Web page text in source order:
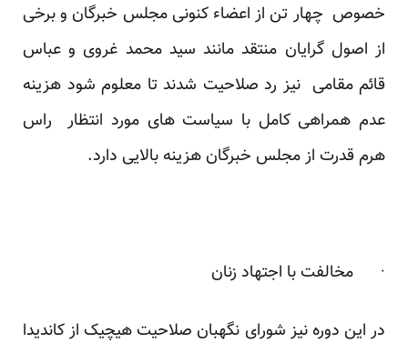
خصوص چهار تن از اعضاء کنونی مجلس خبرگان و برخی
از اصول گرایان منتقد مانند سید محمد غروی و عباس
قائم مقامی نیز رد صلاحیت شدند تا معلوم شود هزینه
عدم همراهی کامل با سیاست های مورد انتظار راس
هرم قدرت از مجلس خبرگان هزینه بالایی دارد.
· مخالفت با اجتهاد زنان
در این دوره نیز شورای نگهبان صلاحیت هیچیک از کاندیدا